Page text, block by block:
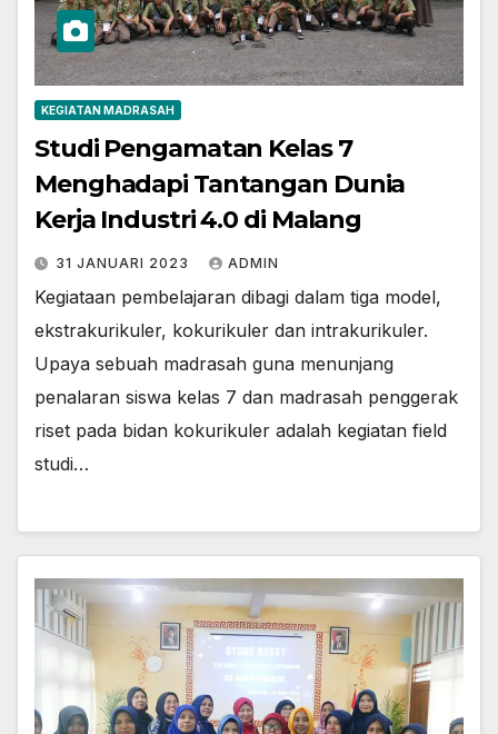
KEGIATAN MADRASAH
Studi Pengamatan Kelas 7
Menghadapi Tantangan Dunia
Kerja Industri 4.0 di Malang
31 JANUARI 2023 ADMIN
Kegiataan pembelajaran dibagi dalam tiga model,
ekstrakurikuler, kokurikuler dan intrakurikuler.
Upaya sebuah madrasah guna menunjang
penalaran siswa kelas 7 dan madrasah penggerak
riset pada bidan kokurikuler adalah kegiatan field
studi…